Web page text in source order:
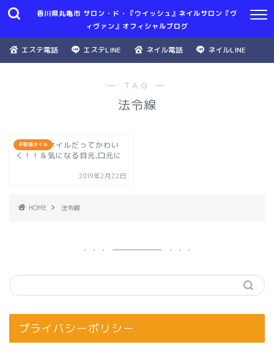
香川県丸亀市 サロン・ド・『ウイッシュ』ネイルサロン『ヴ
ィヴァン』オフィシャルブログ
エステ電話 エステLINE ネイル電話 ネイルLINE
― TAG ―
法令線
お客様ネイル
ショートネイルだってかわい
く！！＆気になる目元,口元に
2019年2月22日
HOME 法令線
プライバシーポリシー